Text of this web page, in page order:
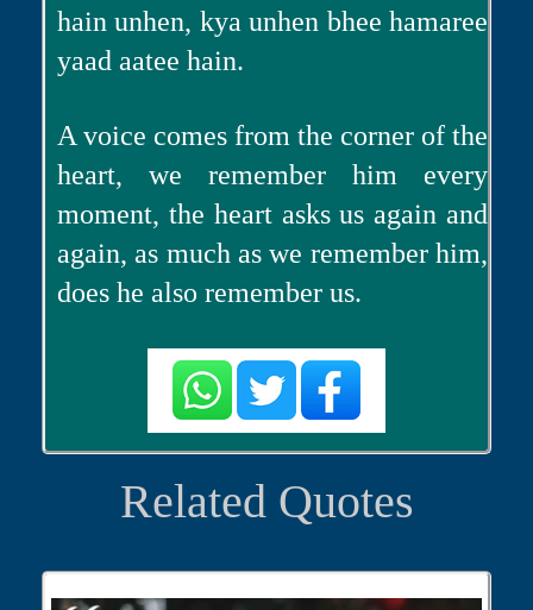
hain unhen, kya unhen bhee hamaree
yaad aatee hain.
A voice comes from the corner of the
heart, we remember him every
moment, the heart asks us again and
again, as much as we remember him,
does he also remember us.
Related Quotes